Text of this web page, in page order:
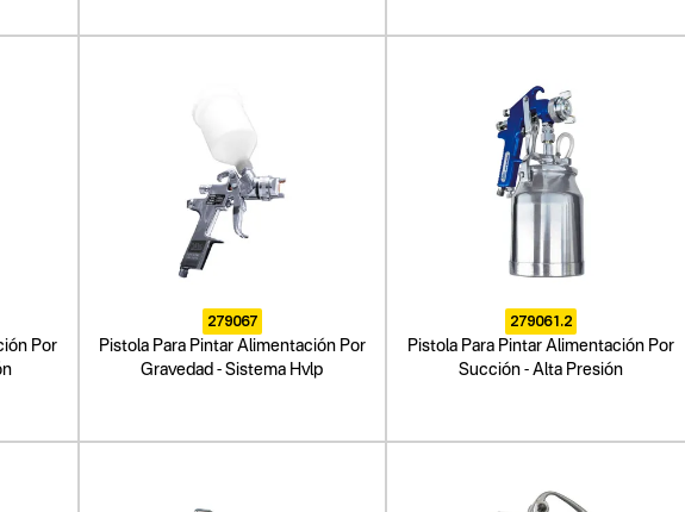
Por
279067
Pistola Para Pintar Alimentación Por
Gravedad - Sistema Hvlp
279061.2
Pistola Para Pintar Alimentación Por
Succión - Alta Presión